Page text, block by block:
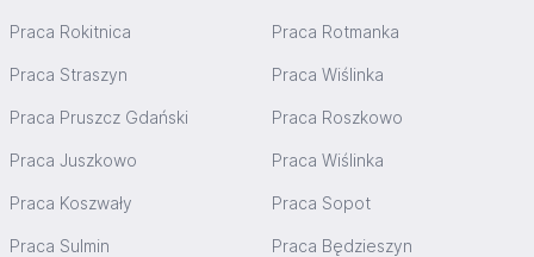
Praca Rokitnica Praca Rotmanka
Praca Straszyn Praca Wiślinka
Praca Pruszcz Gdański Praca Roszkowo
Praca Juszkowo Praca Wiślinka
Praca Koszwały Praca Sopot
Praca Sulmin Praca Będzieszyn